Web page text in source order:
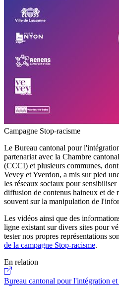
Campagne Stop-racisme
Le Bureau cantonal pour
partenariat avec la Chambre
(CCCI) et plusieurs communes,
Vevey et Yverdon, a mis sur pied
les réseaux sociaux pour
diffusion de contenus haineux et de
souvent sur la manipulation de
Les vidéos ainsi que des
ligne existant sur divers sites pour
tester nos propres représentations
de la campagne Stop-racisme.
En relation
Bureau cantonal pour l'intégration